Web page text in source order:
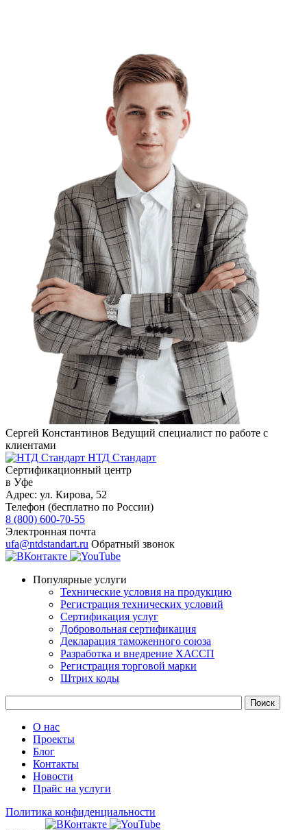
Сергей Константинов Ведущий специалист по работе с
клиентами
НТД Стандарт
Сертификационный центр
в Уфе
Адрес: ул. ​​Кирова, 52
Телефон (бесплатно по России)
8 (800) 600-70-55
Электронная почта
ufa@ntdstandart.ru Обратный звонок
Популярные услуги
Технические условия на продукцию
Регистрация технических условий
Сертификация услуг
Добровольная сертификация
Декларация таможенного союза
Разработка и внедрение ХАССП
Регистрация торговой марки
Штрих коды
О нас
Проекты
Блог
Контакты
Новости
Прайс на услуги
Политика конфиденциальности